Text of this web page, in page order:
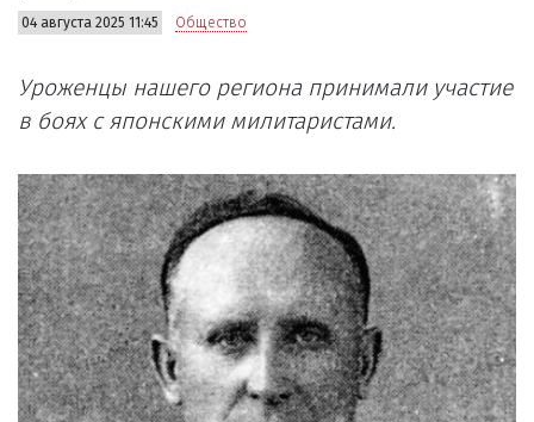
04 августа 2025 11:45 Общество
Уроженцы нашего региона принимали участие
в боях с японскими милитаристами.